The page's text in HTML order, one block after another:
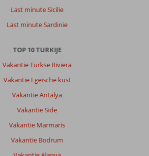
Last minute Sicilie
Last minute Sardinie
TOP 10 TURKIJE
Vakantie Turkse Riviera
Vakantie Egeische kust
Vakantie Antalya
Vakantie Side
Vakantie Marmaris
Vakantie Bodrum